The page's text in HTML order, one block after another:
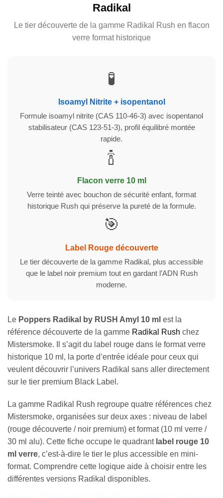
Radikal
Le tier découverte de la gamme Radikal Rush en flacon
verre format historique
🧪
Isoamyl Nitrite + isopentanol
Formule isoamyl nitrite (CAS 110-46-3) avec isopentanol
stabilisateur (CAS 123-51-3), profil équilibré montée
rapide.
🍾
Flacon verre 10 ml
Verre teinté avec bouchon de sécurité enfant, format
historique Rush qui préserve la pureté de la formule.
🎯
Label Rouge découverte
Le tier découverte de la gamme Radikal, plus accessible
que le label noir premium tout en gardant l’ADN Rush
moderne.
Le Poppers Radikal by RUSH Amyl 10 ml est la
référence découverte de la gamme Radikal Rush chez
Mistersmoke. Il s’agit du label rouge dans le format verre
historique 10 ml, la porte d’entrée idéale pour ceux qui
veulent découvrir l’univers Radikal sans aller directement
sur le tier premium Black Label.
La gamme Radikal Rush regroupe quatre références chez
Mistersmoke, organisées sur deux axes : niveau de label
(rouge découverte / noir premium) et format (10 ml verre /
30 ml alu). Cette fiche occupe le quadrant label rouge 10
ml verre, c’est-à-dire le tier le plus accessible en mini-
format. Comprendre cette logique aide à choisir entre les
différentes versions Radikal disponibles.